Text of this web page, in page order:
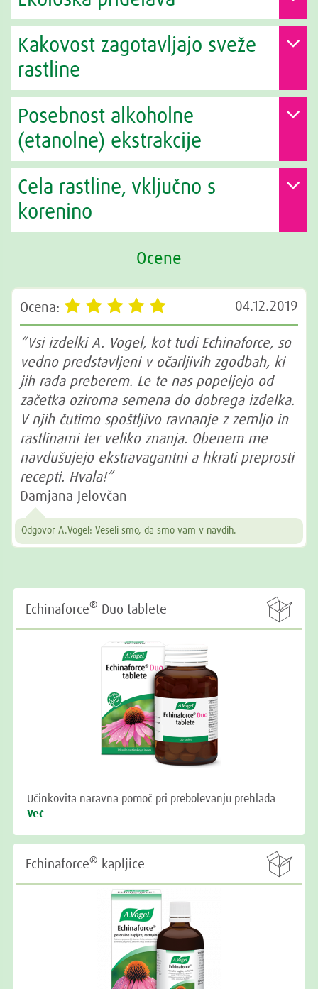
Kakovost zagotavljajo sveže
rastline
Posebnost alkoholne
(etanolne) ekstrakcije
Cela rastline, vključno s
korenino
Ocene
Ocena: 04.12.2019
“Vsi izdelki A. Vogel, kot tudi Echinaforce, so
vedno predstavljeni v očarljivih zgodbah, ki
jih rada preberem. Le te nas popeljejo od
začetka oziroma semena do dobrega izdelka.
V njih čutimo spoštljivo ravnanje z zemljo in
rastlinami ter veliko znanja. Obenem me
navdušujejo ekstravagantni a hkrati preprosti
recepti. Hvala!”
Damjana Jelovčan
Odgovor A.Vogel: Veseli smo, da smo vam v navdih.

Echinaforce® Duo tablete
Učinkovita naravna pomoč pri prebolevanju prehlada
Več

Echinaforce® kapljice